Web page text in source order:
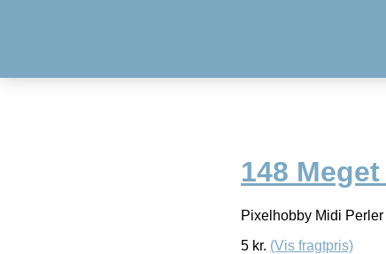
148
Pixelhobby Midi
5 kr. (Vis fragtpris)